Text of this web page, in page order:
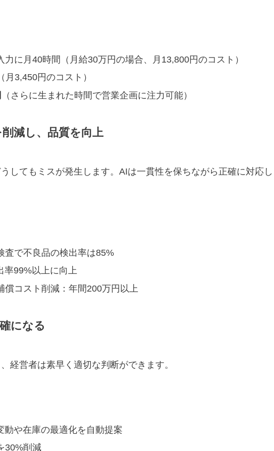
に月40時間（月給30万円の場合、月13,800円のコスト）
3,450円のコスト）
（さらに生まれた時間で営業企画に注力可能）
減し、品質を向上
してもミスが発生します。AIは一貫性を保ちながら正確に対応し
査で不良品の検出率は85%
率99%以上に向上
償コスト削減：年間200万円以上
になる
経営者は素早く適切な判断ができます。
動や在庫の最適化を自動提案
30%削減